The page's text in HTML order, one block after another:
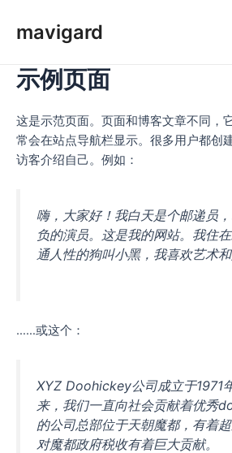
naar
inhoud
mavigard
示例页面
这是示范页面。页面和博客文章不同，
常会在站点导航栏显示。很多用户都创
访客介绍自己。例如：
嗨，大家好！我白天是个邮递员
负的演员。这是我的网站。我住
通人性的狗叫小黑，我喜欢艺术和
……或这个：
XYZ Doohickey公司成立于1971
来，我们一直向社会贡献着优秀
的公司总部位于天朝魔都，有着
对魔都政府税收有着巨大贡献。